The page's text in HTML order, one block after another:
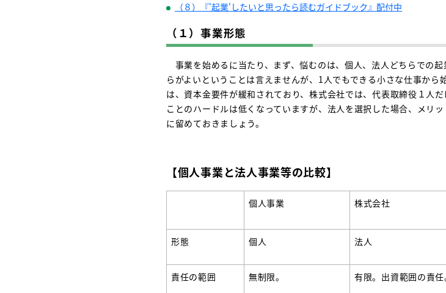
（８）『'起業'したいと思ったら読むガイドブック』配付中
（１）事業形態
事業を始めるに当たり、まず、悩むのは、個人、法人どちらでの
らがよいということは言えませんが、1人でもできる小さな仕事か
は、資本金要件が緩和されており、株式会社では、代表取締役１人
ことのハードルは低くなっていますが、法人を選択した場合、メリ
に留めておきましょう。
【個人事業と法人事業等の比較】
個人事業 株式会社
形態 個人 法人
責任の範囲 無制限。 有限。出資範囲の責任